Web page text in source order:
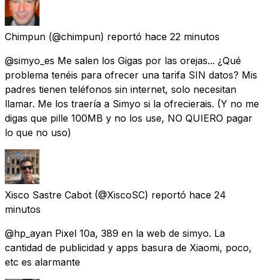
Chimpun (@chimpun) reportó hace 22 minutos
@simyo_es Me salen los Gigas por las orejas... ¿Qué
problema tenéis para ofrecer una tarifa SIN datos? Mis
padres tienen teléfonos sin internet, solo necesitan
llamar. Me los traería a Simyo si la ofrecierais. (Y no me
digas que pille 100MB y no los use, NO QUIERO pagar
lo que no uso)
Xisco Sastre Cabot (@XiscoSC) reportó hace 24
minutos
@hp_ayan Pixel 10a, 389 en la web de simyo. La
cantidad de publicidad y apps basura de Xiaomi, poco,
etc es alarmante